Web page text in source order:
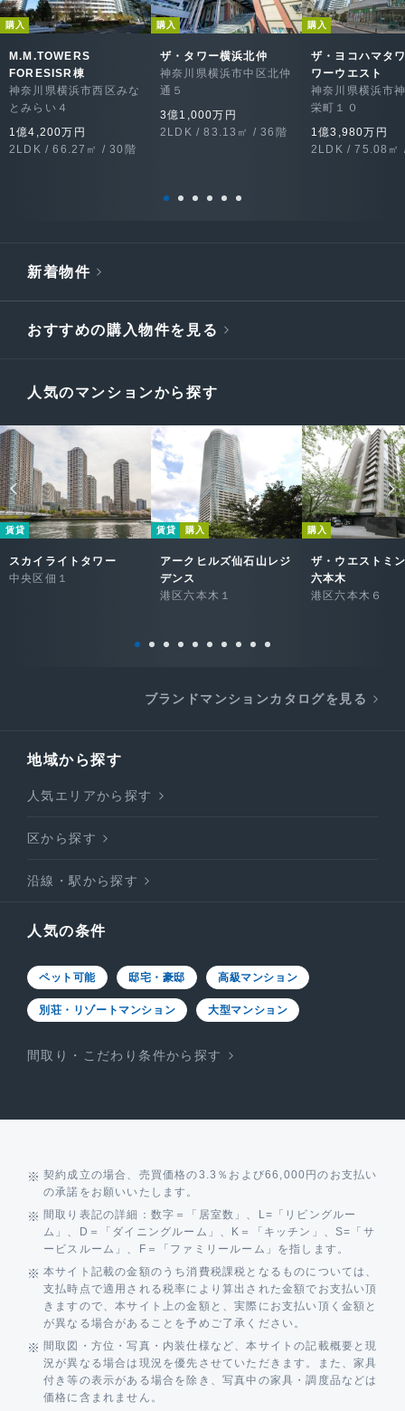
購入
M.M.TOWERS
FORESISR棟
神奈川県横浜市西区みな
とみらい４
1億4,200万円
2LDK / 66.27㎡ / 30階
購入
ザ・タワー横浜北仲
神奈川県横浜市中区北仲
通５
3億1,000万円
2LDK / 83.13㎡ / 36階
購入
ザ・ヨコハマタ
ワーウエスト
神奈川県横浜市
栄町１０
1億3,980万円
2LDK / 75.08㎡
新着物件
おすすめの購入物件を見る
人気のマンションから探す
賃貸
スカイライトタワー
中央区佃１
賃貸 購入
アークヒルズ仙石山レジ
デンス
港区六本木１
購入
ザ・ウエストミ
六本木
港区六本木６
ブランドマンションカタログを見る
地域から探す
人気エリアから探す
区から探す
沿線・駅から探す
人気の条件
ペット可能 邸宅・豪邸 高級マンション
別荘・リゾートマンション 大型マンション
間取り・こだわり条件から探す
契約成立の場合、売買価格の3.3％および66,000円のお支払い
の承諾をお願いいたします。
間取り表記の詳細：数字＝「居室数」、L=「リビングルー
ム」、D＝「ダイニングルーム」、K＝「キッチン」、S=「サ
ービスルーム」、F＝「ファミリールーム」を指します。
本サイト記載の金額のうち消費税課税となるものについては、
支払時点で適用される税率により算出された金額でお支払い頂
きますので、本サイト上の金額と、実際にお支払い頂く金額と
が異なる場合があることを予めご了承ください。
間取図・方位・写真・内装仕様など、本サイトの記載概要と現
況が異なる場合は現況を優先させていただきます。また、家具
付き等の表示がある場合を除き、写真中の家具・調度品などは
価格に含まれません。